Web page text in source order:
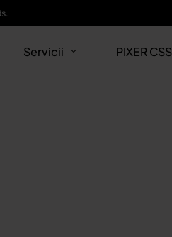
Servicii PIXER CSS